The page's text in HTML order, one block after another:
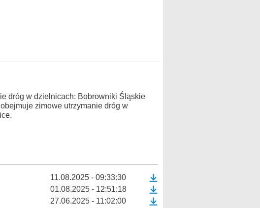
dróg w dzielnicach: Bobrowniki Śląskie
zimowe utrzymanie dróg w
11.08.2025 - 09:33:30
01.08.2025 - 12:51:18
27.06.2025 - 11:02:00